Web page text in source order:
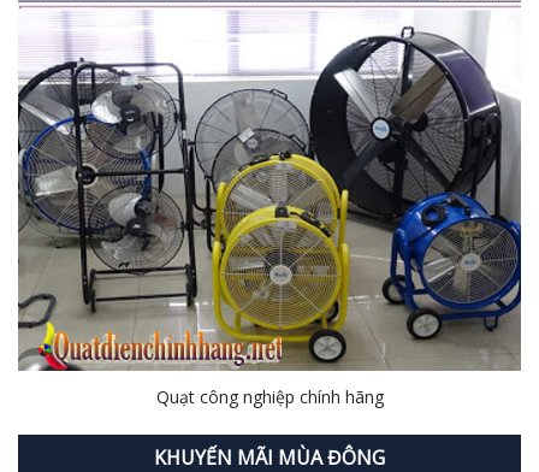
Quạt công nghiệp chính hãng
KHUYẾN MÃI MÙA ĐÔNG